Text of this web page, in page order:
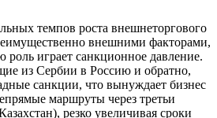
темпов роста внешнеторгового
внешними факторами,
роль играет санкционное давление.
из Сербии в Россию и обратно,
санкции, что вынуждает бизнес
маршруты через третьи
резко увеличивая сроки